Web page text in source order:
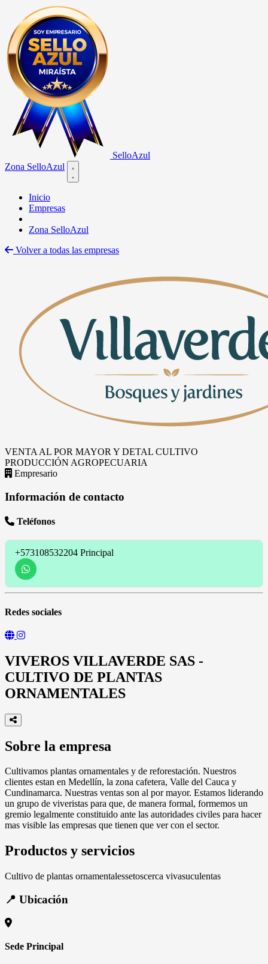
SelloAzul
Zona SelloAzul
Open main menu
Inicio
Empresas
Zona SelloAzul
Volver a todas las empresas
VENTA AL POR MAYOR Y DETAL CULTIVO
PRODUCCIÓN AGROPECUARIA
Empresario
Información de contacto
Teléfonos
+573108532204 Principal
Redes sociales
VIVEROS VILLAVERDE SAS -
CULTIVO DE PLANTAS
ORNAMENTALES
Sobre la empresa
Cultivamos plantas ornamentales y de reforestación. Nuestros
clientes estan en Medellín, la zona cafetera, Valle del Cauca y
Cundinamarca. Nuestras ventas son al por mayor. Estamos liderando
un grupo de viveristas para que, de manera formal, formemos un
gremio legalmente constituido ante las autoridades civiles para hacer
mas visible las empresas que tienen que ver con el sector.
Productos y servicios
Cultivo de plantas ornamentalessetoscerca vivasuculentas
📍 Ubicación
Sede Principal